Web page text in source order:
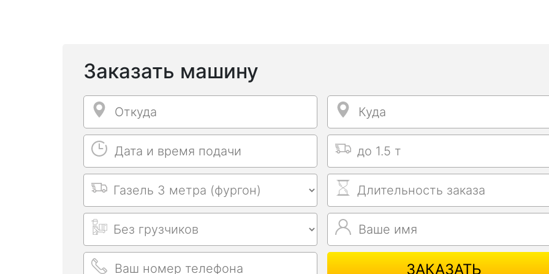
Заказать машину
Откуда Откуда Куда Куда
Дата и время подачи
Дата и время подачи Выбрать тип машины
Выбрать машину Длительность заказа
Длительность заказа Ваше имяВаше имя
Ваш номер телефона
Ваш номер ЗАКАЗАТЬ